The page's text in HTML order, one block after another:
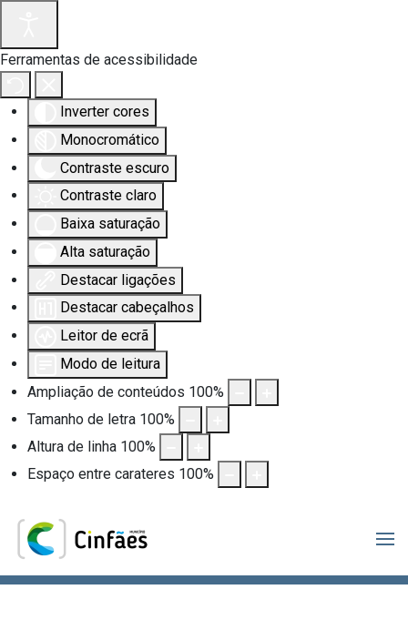
Ferramentas de acessibilidade
Inverter cores
Monocromático
Contraste escuro
Contraste claro
Baixa saturação
Alta saturação
Destacar ligações
Destacar cabeçalhos
Leitor de ecrã
Modo de leitura
Ampliação de conteúdos 100%
Tamanho de letra 100%
Altura de linha 100%
Espaço entre carateres 100%
Saltar para o conteúdo principal
.